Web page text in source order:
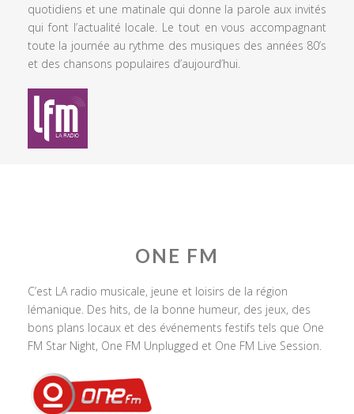
quotidiens et une matinale qui donne la parole aux invités
qui font l’actualité locale. Le tout en vous accompagnant
toute la journée au rythme des musiques des années 80’s
et des chansons populaires d’aujourd’hui.
ONE FM
C’est LA radio musicale, jeune et loisirs de la région
lémanique. Des hits, de la bonne humeur, des jeux, des
bons plans locaux et des événements festifs tels que One
FM Star Night, One FM Unplugged et One FM Live Session.